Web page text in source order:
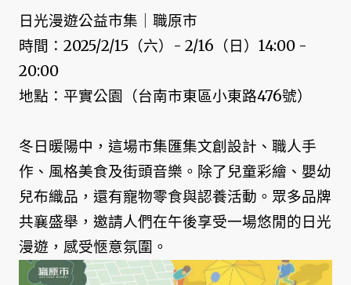
日光漫遊公益市集｜職原市
時間：2025/2/15（六）- 2/16（日）14:00 -
20:00
地點：平實公園（台南市東區小東路476號）
冬日暖陽中，這場市集匯集文創設計、職人手
作、風格美食及街頭音樂。除了兒童彩繪、嬰幼
兒布織品，還有寵物零食與認養活動。眾多品牌
共襄盛舉，邀請人們在午後享受一場悠閒的日光
漫遊，感受愜意氛圍。